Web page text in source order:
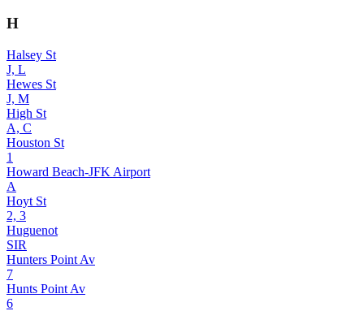
H
Halsey St
J, L
Hewes St
J, M
High St
A, C
Houston St
1
Howard Beach-JFK Airport
A
Hoyt St
2, 3
Huguenot
SIR
Hunters Point Av
7
Hunts Point Av
6